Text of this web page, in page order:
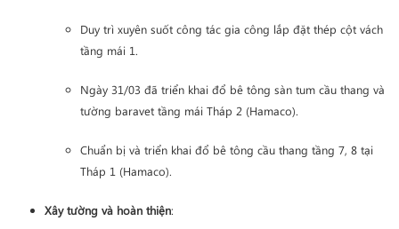
Duy trì xuyên suốt công tác gia công lắp đặt thép cột vách
tầng mái 1.
Ngày 31/03 đã triển khai đổ bê tông sàn tum cầu thang và
tường baravet tầng mái Tháp 2 (Hamaco).
Chuẩn bị và triển khai đổ bê tông cầu thang tầng 7, 8 tại
Tháp 1 (Hamaco).
Xây tường và hoàn thiện: